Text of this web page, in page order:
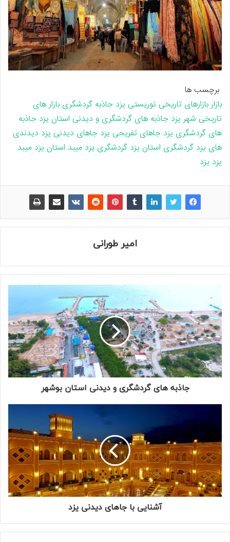
برچسب ها
بازاربازارهای تاریخی توریستی یزد جاذبه گردشگری بازار های
تاریخی شهر یزد جاذبه های گردشگری و دیدنی استان یزد جاذبه
های گردشگری یزد جاهای تفریحی یزد جاهای دیدنی یزد دیدندی
های یزد گردشگری استان یزد گردشگری یزد میبد استان یزد میبد
یزد یزد
امیر طورانی
جاذبه های گردشگری و دیدنی استان بوشهر
آشنایی با جاهای دیدنی یزد